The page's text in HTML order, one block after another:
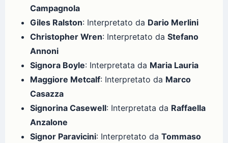
Campagnola
Giles Ralston: Interpretato da Dario Merlini
Christopher Wren: Interpretato da Stefano
Annoni
Signora Boyle: Interpretata da Maria Lauria
Maggiore Metcalf: Interpretato da Marco
Casazza
Signorina Casewell: Interpretata da Raffaella
Anzalone
Signor Paravicini: Interpretato da Tommaso